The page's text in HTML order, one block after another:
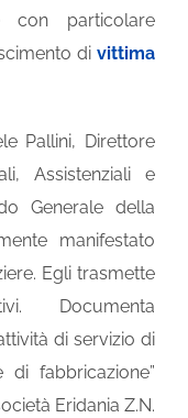
con particolare
di vittima
Pallini, Direttore
Assistenziali e
Generale della
manifestato
Egli trasmette
Documenta
di servizio di
fabbricazione”
Eridania Z.N.